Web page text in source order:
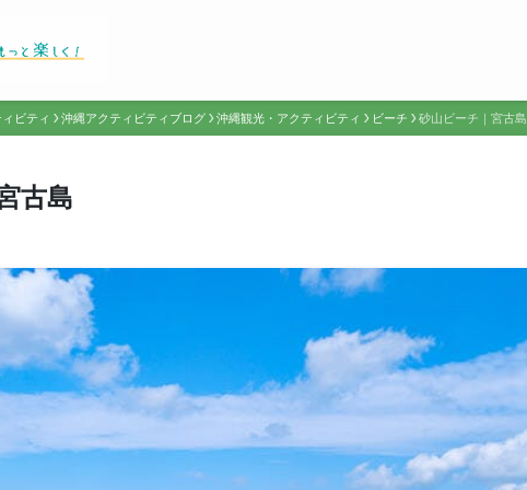
ビティ 沖縄アクティビティブログ 沖縄観光・アクティビティ ビーチ 砂山ビーチ｜宮古島
古島